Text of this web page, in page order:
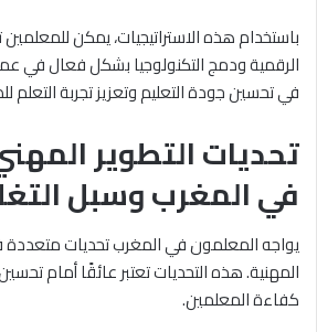
باستخدام هذه الاستراتيجيات، يمكن
الرقمية ودمج التكنولوجيا بشكل فعال في
في تحسين جودة التعليم وتعزيز تجربة التعلم
تحديات التطوير
في المغرب وسبل
يواجه المعلمون في المغرب تحديات متعددة
المهنية. هذه التحديات تعتبر عائقًا أمام
كفاءة المعلمين.